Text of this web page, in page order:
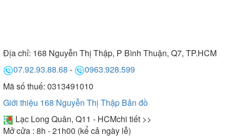
Địa chỉ: 168 Nguyễn Thị Thập, P Bình Thuận, Q7, TP.HCM
07.92.93.88.68 -
0963.928.599
Mã số thuế: 0313491010
Giới thiệu 168 Nguyễn Thị Thập Bản đồ
Lạc Long Quân, Q11 - HCMchi tiết >>
Mở cửa : 8h - 21h00 (kể cả ngày lễ)